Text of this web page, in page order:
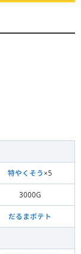
特やくそう ×5
3000G
だるまポテト